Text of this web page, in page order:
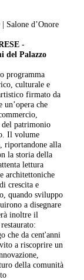
Salone d’Onore
-
del Palazzo
programma
culturale e
firmato da
che
del patrimonio
Il volume
riportandone alla
la storia della
lettura
architettoniche
crescita e
quando sviluppo
a disegnare
inoltre il
che da cent'anni
a riscoprire un
della comunità